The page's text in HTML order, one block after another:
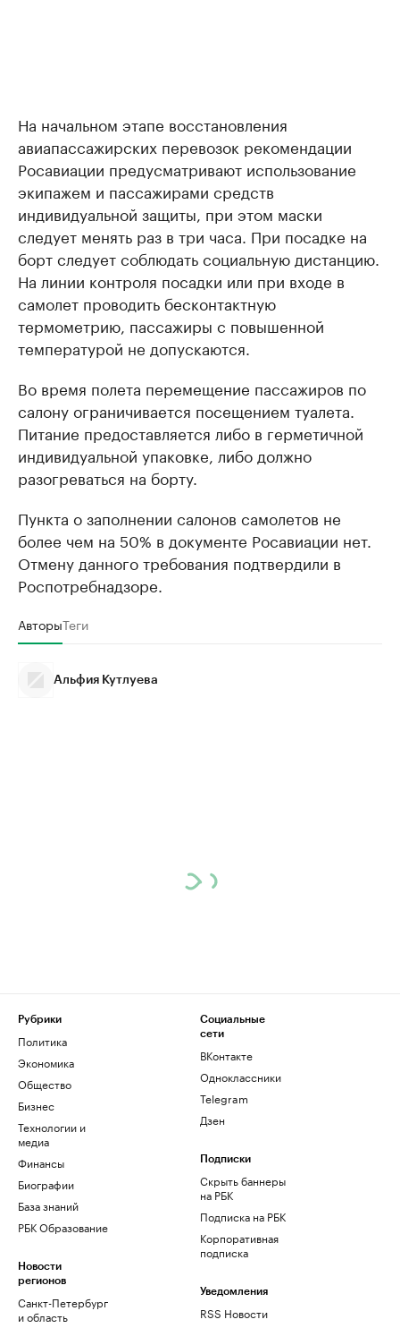
На начальном этапе восстановления
авиапассажирских перевозок рекомендации
Росавиации предусматривают использование
экипажем и пассажирами средств
индивидуальной защиты, при этом маски
следует менять раз в три часа. При посадке на
борт следует соблюдать социальную дистанцию.
На линии контроля посадки или при входе в
самолет проводить бесконтактную
термометрию, пассажиры с повышенной
температурой не допускаются.
Во время полета перемещение пассажиров по
салону ограничивается посещением туалета.
Питание предоставляется либо в герметичной
индивидуальной упаковке, либо должно
разогреваться на борту.
Пункта о заполнении салонов самолетов не
более чем на 50% в документе Росавиации нет.
Отмену данного требования подтвердили в
Роспотребнадзоре.
АвторыТеги
Альфия Кутлуева
Рубрики
Политика
Экономика
Общество
Бизнес
Технологии и
медиа
Финансы
Биографии
База знаний
РБК Образование
Новости
регионов
Санкт-Петербург
и область
Социальные
сети
ВКонтакте
Одноклассники
Telegram
Дзен
Подписки
Скрыть баннеры
на РБК
Подписка на РБК
Корпоративная
подписка
Уведомления
RSS Новости